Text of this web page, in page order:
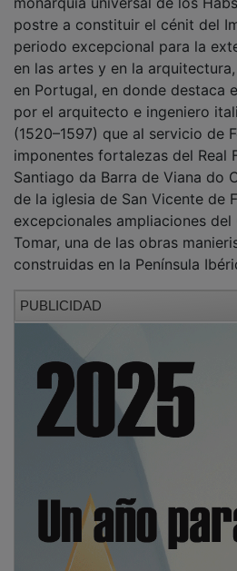
postre a constituir el cénit del
periodo excepcional para la
en las artes y en la
en Portugal, en donde destaca
por el arquitecto e ingeniero
(1520–1597) que al servicio de
imponentes fortalezas del Real
Santiago da Barra de Viana do
de la iglesia de San Vicente de
excepcionales ampliaciones
Tomar, una de las obras
construidas en la Península